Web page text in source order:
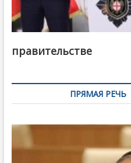
правительстве
ПРЯМАЯ РЕЧЬ